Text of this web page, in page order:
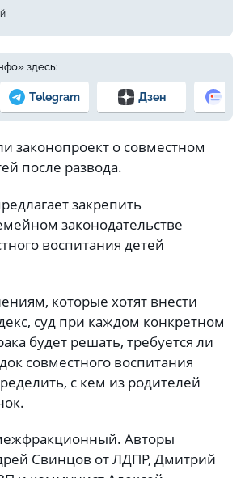
здесь:
Telegram Дзен
законопроект о совместном
после развода.
закрепить
законодательстве
воспитания детей
которые хотят внести
суд при каждом конкретном
будет решать, требуется ли
совместного воспитания
с кем из родителей
Авторы
Свинцов от ЛДПР, Дмитрий